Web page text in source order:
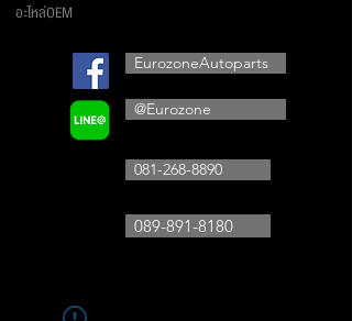
อะไหล่OEM
EurozoneAutoparts
@Eurozone
081-268-8890
089-891-8180